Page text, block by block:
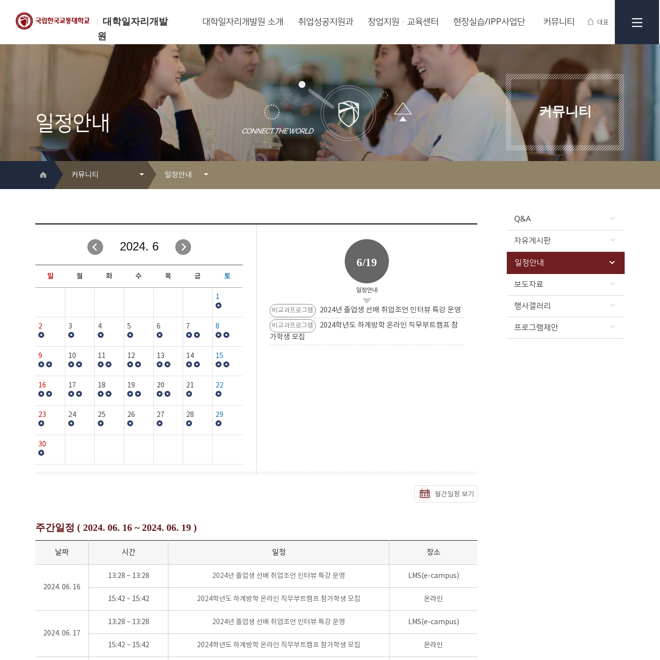
대학일자리개발
원
대표
한국교통대학교
대학일자리개발원
대학일자리개발원 소개 취업성공지원과 창업지원·교육센터 현장실습/IPP사업단 커뮤니티
일정안내
커뮤니티
커뮤니티
취업성공지원과
창업지원·교육센터
현장실습/IPP사업단
커뮤니티
일정안내
자유게시판
일정안내
보도자료
행사갤러리
Q&A
자유게시판
일정안내
보도자료
행사갤러리
프로그램제안
2024. 6
일 월 화 수 목 금 토
1
2 3 4 5 6 7 8
9 10 11 12 13 14 15
16 17 18 19 20 21 22
23 24 25 26 27 28 29
30
6/19
일정안내
비교과프로그램 2024년 졸업생 선배 취업조언 인터뷰 특강 운영
비교과프로그램
2024학년도 하계방학 온라인 직무부트캠프 참
가학생 모집
월간일정 보기
주간일정 ( 2024. 06. 16 ~ 2024. 06. 19 )
날짜 시간 일정 장소
2024. 06. 16
13:28 ~ 13:28 2024년 졸업생 선배 취업조언 인터뷰 특강 운영 LMS(e-campus)
15:42 ~ 15:42 2024학년도 하계방학 온라인 직무부트캠프 참가학생 모집 온라인
2024. 06. 17
13:28 ~ 13:28 2024년 졸업생 선배 취업조언 인터뷰 특강 운영 LMS(e-campus)
15:42 ~ 15:42 2024학년도 하계방학 온라인 직무부트캠프 참가학생 모집 온라인